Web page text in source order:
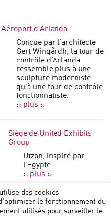
Aéroport d’Arlanda
Conçue par l’architecte
Gert Wingårdh, la tour de
contrôle d’Arlanda
ressemble plus à une
sculpture moderniste
qu’à une tour de contrôle
fonctionnaliste.
:: plus :.
Siège de United Exhibits
Group
Utzon, inspiré par
l’Egypte
:: plus :.
des cookies
le fonctionnement du
utilisés pour surveiller le